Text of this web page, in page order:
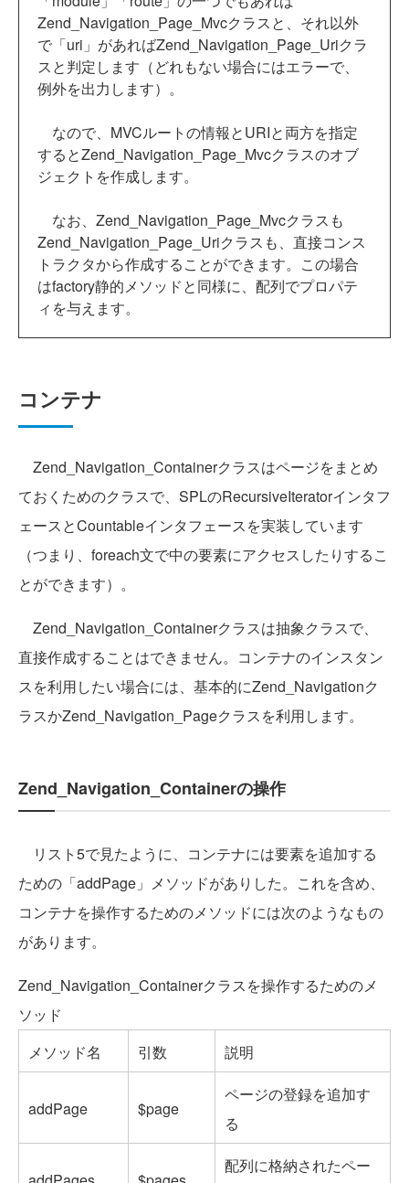
Zend_Navigation_Page_Mvcクラスと、それ以外
で「uri」があればZend_Navigation_Page_Uriクラ
スと判定します（どれもない場合にはエラーで、
例外を出力します）。
なので、MVCルートの情報とURIと両方を指定
するとZend_Navigation_Page_Mvcクラスのオブ
ジェクトを作成します。
なお、Zend_Navigation_Page_Mvcクラスも
Zend_Navigation_Page_Uriクラスも、直接コンス
トラクタから作成することができます。この場合
はfactory静的メソッドと同様に、配列でプロパテ
ィを与えます。
コンテナ
Zend_Navigation_Containerクラスはページをまとめ
ておくためのクラスで、SPLのRecursiveIteratorインタフ
ェースとCountableインタフェースを実装しています
（つまり、foreach文で中の要素にアクセスしたりするこ
とができます）。
Zend_Navigation_Containerクラスは抽象クラスで、
直接作成することはできません。コンテナのインスタン
スを利用したい場合には、基本的にZend_Navigationク
ラスかZend_Navigation_Pageクラスを利用します。
Zend_Navigation_Containerの操作
リスト5で見たように、コンテナには要素を追加する
ための「addPage」メソッドがありした。これを含め、
コンテナを操作するためのメソッドには次のようなもの
があります。
Zend_Navigation_Containerクラスを操作するためのメ
ソッド
メソッド名
引数 説明
addPage $page
ページの登録を追加す
る
配列に格納されたペー